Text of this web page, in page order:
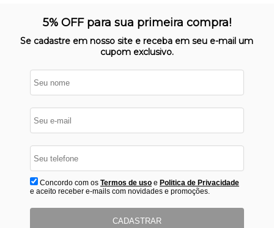
Nosso site opera em ambiente
protegido
5% OFF para sua primeira compra!
Se cadastre em nosso site e receba em seu e-mail um
cupom exclusivo.
Concordo com os Termos de usoe Politica de Privacidade
e aceito receber e-mails com novidades e promoções.
CADASTRAR